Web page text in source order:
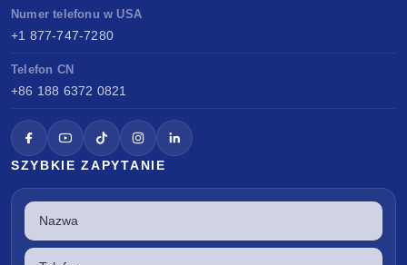
Numer telefonu w USA
+1 877-747-7280
Telefon CN
+86 188 6372 0821
SZYBKIE ZAPYTANIE